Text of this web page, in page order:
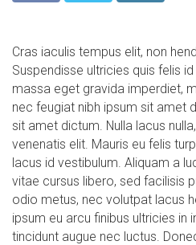
Cras iaculis tempus elit, non
Suspendisse ultricies quis felis
massa eget gravida imperdiet,
nec feugiat nibh ipsum sit amet
sit amet dictum. Nulla lacus
venenatis elit. Mauris eu felis
lacus id vestibulum. Aliquam a
vitae cursus libero, sed facilisis
odio metus, nec volutpat lacus
ipsum eu arcu finibus ultricies in
tincidunt augue nec luctus.